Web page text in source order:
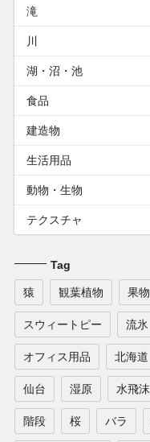
滝
川
湖・沼・池
食品
建造物
生活用品
動物・生物
テクスチャ
Tag
猿 観葉植物 果物
スウィートピー 流氷
オフィス用品 北海道
仙台 湿原 水飛沫
階段 桜 バラ